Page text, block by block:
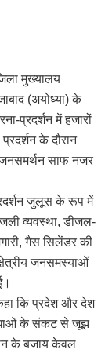
मुख्यालय
(अयोध्या) के
प्रदर्शन में हजारों
के दौरान
जनसमर्थन साफ नजर
जुलूस के रूप में
व्यवस्था, डीजल-
गैस सिलेंडर की
जनसमस्याओं
कि प्रदेश और देश
के संकट से जूझ
के बजाय केवल